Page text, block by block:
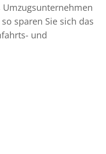
sparen Sie sich das
und